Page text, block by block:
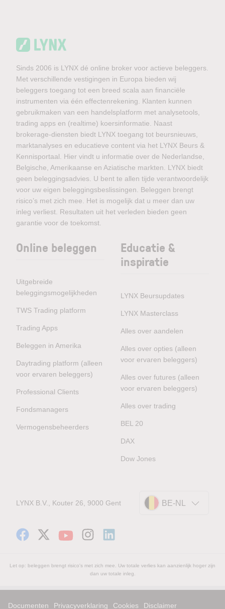
Sinds 2006 is LYNX dé online broker voor actieve beleggers.
Met verschillende vestigingen in Europa bieden wij
beleggers toegang tot een breed scala aan financiële
instrumenten via één effectenrekening. Klanten kunnen
gebruikmaken van een handelsplatform met analysetools,
trading apps en (realtime) koersinformatie. Naast
brokerage-diensten biedt LYNX toegang tot beursnieuws,
marktanalyses en educatieve content via het LYNX Beurs &
Kennisportaal. Hier vindt u informatie over de Nederlandse,
Belgische, Amerikaanse en Aziatische markten. LYNX biedt
geen beleggingsadvies. U bent te allen tijde verantwoordelijk
voor uw eigen beleggingsbeslissingen. Beleggen brengt
risico’s met zich mee. Het is mogelijk dat u meer dan uw
inleg verliest. Resultaten uit het verleden bieden geen
garantie voor de toekomst.
Online beleggen
Uitgebreide
beleggingsmogelijkheden
TWS Trading platform
Trading Apps
Beleggen in Amerika
Daytrading platform (alleen
voor ervaren beleggers)
Professional Clients
Fondsmanagers
Vermogensbeheerders
Educatie &
inspiratie
LYNX Beursupdates
LYNX Masterclass
Alles over aandelen
Alles over opties (alleen
voor ervaren beleggers)
Alles over futures (alleen
voor ervaren beleggers)
Alles over trading
BEL 20
DAX
Dow Jones
LYNX B.V., Kouter 26, 9000 Gent BE-NL
Let op: beleggen brengt risico's met zich mee. Uw totale verlies kan aanzienlijk hoger zijn
dan uw totale inleg.
Documenten Privacyverklaring Cookies
Disclaimer